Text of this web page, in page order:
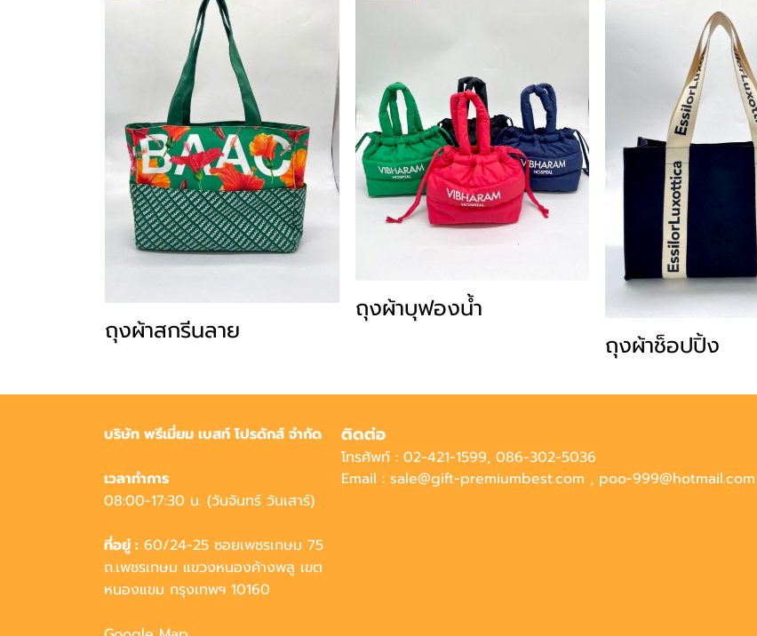
ถุงผ้าสกรีนลาย
ถุงผ้าบุฟองน้ำ
ถุงผ้าช็อปปิ้ง
บริษัท พรีเมี่ยม เบสท์ โปรดักส์ จำกัด
เวลาทำการ
08:00-17:30 น. (วันจันทร์ วันเสาร์)
ที่อยู่ : 60/24-25 ซอยเพชรเกษม 75
ถ.เพชรเกษม แขวงหนองค้างพลู เขต
หนองแขม กรุงเทพฯ 10160
ติดต่อ
โทรศัพท์ : 02-421-1599, 086-302-5036
Email : sale@gift-premiumbest.com , poo-999@hotmail.com